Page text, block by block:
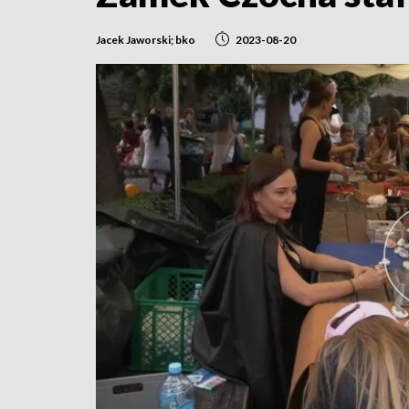
Jacek Jaworski; bko 2023-08-20